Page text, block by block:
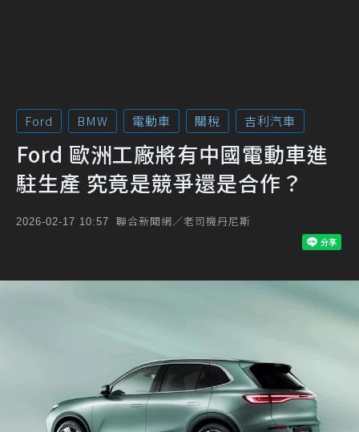
Ford BMW 電動車 關稅 吉利汽車
Ford 歐洲工廠將有中國電動車進
駐生產 究竟是競爭還是合作？
2026-02-17 10:57 聯合新聞網／老司機丹尼斯